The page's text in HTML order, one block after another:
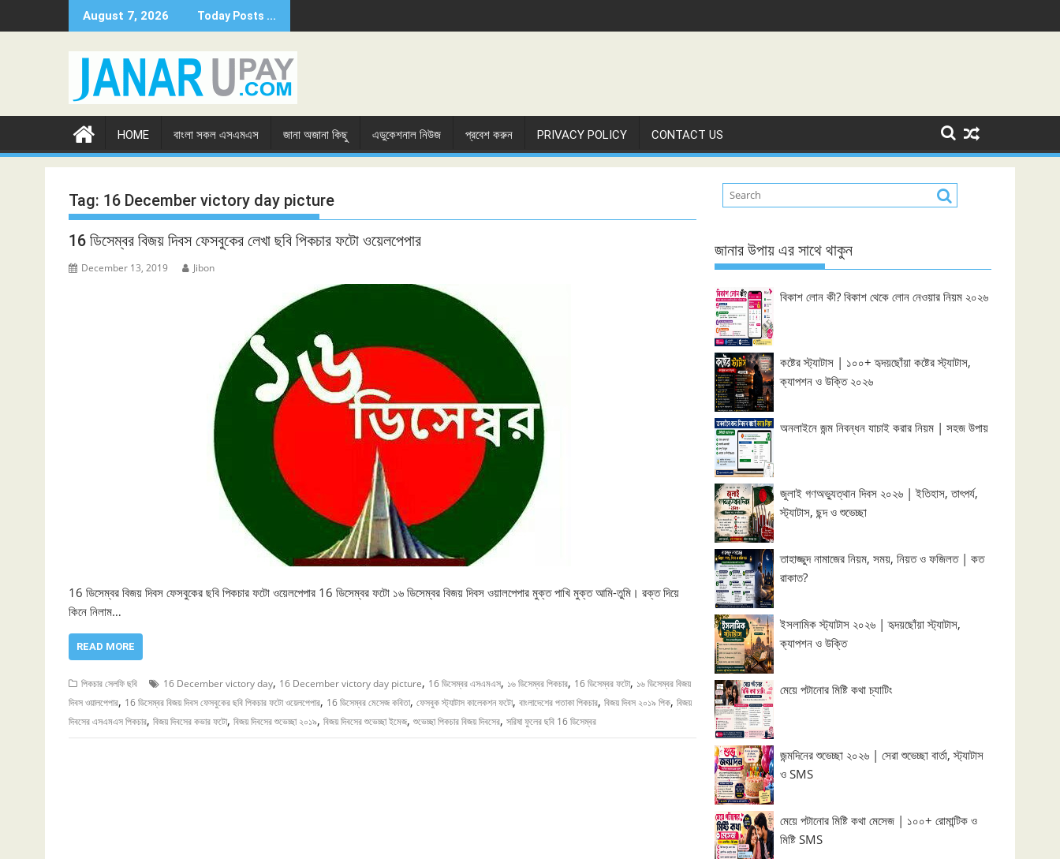
to
August 7, 2026 Today Posts ...
HOME বাংলা সকল এসএমএস জানা অজানা কিছু এডুকেশনাল নিউজ প্রবেশ করুন PRIVACY POLICY CONTACT US
Tag: 16 December victory day picture
16 ডিসেম্বর বিজয় দিবস ফেসবুকের লেখা ছবি পিকচার ফটো ওয়েলপেপার
December 13, 2019 Jibon
16 ডিসেম্বর বিজয় দিবস ফেসবুকের ছবি পিকচার ফটো ওয়েলপেপার 16 ডিসেম্বর ফটো ১৬ ডিসেম্বর বিজয় দিবস ওয়ালপেপার মুক্ত পাখি মুক্ত আমি-তুমি। রক্ত দিয়ে
কিনে নিলাম…
READ MORE
পিকচার সেলফি ছবি 16 December victory day, 16 December victory day picture, 16 ডিসেম্বর এসএমএস, ১৬ ডিসেম্বর পিকচার, 16 ডিসেম্বর ফটো, ১৬ ডিসেম্বর বিজয়
দিবস ওয়ালপেপার, 16 ডিসেম্বর বিজয় দিবস ফেসবুকের ছবি পিকচার ফটো ওয়েলপেপার, 16 ডিসেম্বর মেসেজ কবিতা, ফেসবুক স্ট্যাটাস কালেকশন ফটো, বাংলাদেশের পতাকা পিকচার, বিজয় দিবস ২০১৯ পিক, বিজয়
দিবসের এসএমএস পিকচার, বিজয় দিবসের কভার ফটো, বিজয় দিবসের শুভেচ্ছা ২০১৯, বিজয় দিবসের শুভেচ্ছা ইমেজ, শুভেচ্ছা পিকচার বিজয় দিবসের, সরিষা ফুলের ছবি 16 ডিসেম্বর
জানার উপায় এর সাথে থাকুন
বিকাশ লোন কী? বিকাশ থেকে লোন নেওয়ার নিয়ম ২০২৬
কষ্টের স্ট্যাটাস | ১০০+ হৃদয়ছোঁয়া কষ্টের স্ট্যাটাস,
ক্যাপশন ও উক্তি ২০২৬
অনলাইনে জন্ম নিবন্ধন যাচাই করার নিয়ম | সহজ উপায়
জুলাই গণঅভ্যুত্থান দিবস ২০২৬ | ইতিহাস, তাৎপর্য,
স্ট্যাটাস, ছন্দ ও শুভেচ্ছা
তাহাজ্জুদ নামাজের নিয়ম, সময়, নিয়ত ও ফজিলত | কত
রাকাত?
ইসলামিক স্ট্যাটাস ২০২৬ | হৃদয়ছোঁয়া স্ট্যাটাস,
ক্যাপশন ও উক্তি
মেয়ে পটানোর মিষ্টি কথা চ্যাটিং
জন্মদিনের শুভেচ্ছা ২০২৬ | সেরা শুভেচ্ছা বার্তা, স্ট্যাটাস
ও SMS
মেয়ে পটানোর মিষ্টি কথা মেসেজ | ১০০+ রোমান্টিক ও
মিষ্টি SMS